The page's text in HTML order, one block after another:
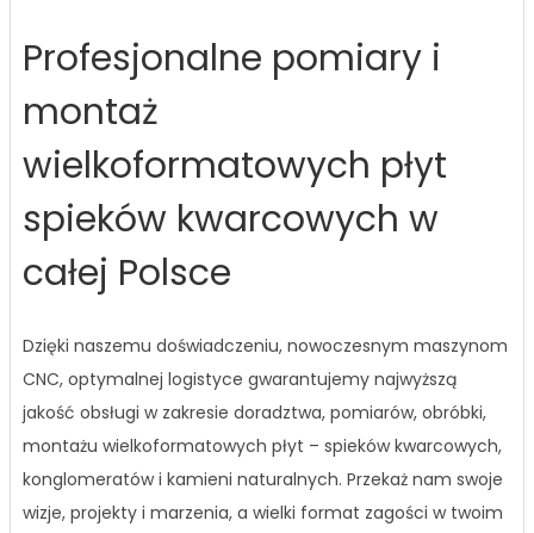
Profesjonalne pomiary i
montaż
wielkoformatowych płyt
spieków kwarcowych w
całej Polsce
Dzięki naszemu doświadczeniu, nowoczesnym maszynom
CNC, optymalnej logistyce gwarantujemy najwyższą
jakość obsługi w zakresie doradztwa, pomiarów, obróbki,
montażu wielkoformatowych płyt – spieków kwarcowych,
konglomeratów i kamieni naturalnych. Przekaż nam swoje
wizje, projekty i marzenia, a wielki format zagości w twoim